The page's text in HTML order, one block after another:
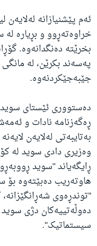
ئەم پێشنیازانە
خراوەتەڕوو و بڕیارە لە
بخرێتە دەنگدانەوە.
جێبەجێکردنەوە.
دەستووری ئێستای
ڕەگەزنامە نادات و
بەتایبەتی لەلایەن
وەزیری دادی سوید لە
ڕایگەیاند "سوید
هاوتەریب دەبێتەوە بۆ
"توندڕەوی
دەوڵەتییەکان دژی
سیستماتیک".